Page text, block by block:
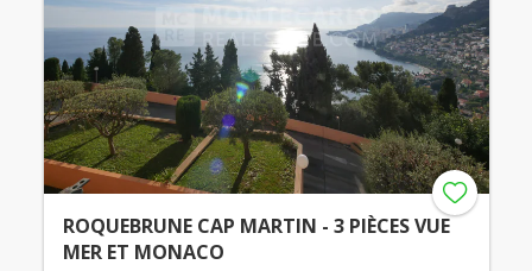
ROQUEBRUNE CAP MARTIN - 3 PIÈCES VUE
MER ET MONACO